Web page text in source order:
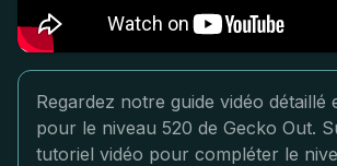
Regardez notre guide vidéo détaillé
pour le niveau 520 de Gecko Out.
tutoriel vidéo pour compléter le